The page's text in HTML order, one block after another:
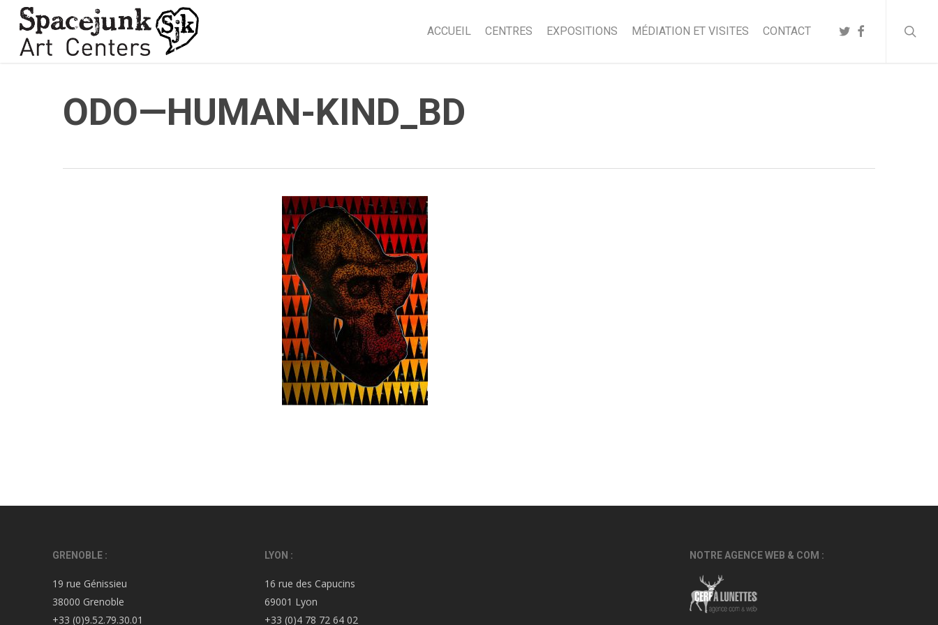
ACCUEIL CENTRES EXPOSITIONS MÉDIATION ET VISITES CONTACT TWITTER
FACEBOOK
ODO—HUMAN-KIND_BD
GRENOBLE :
19 rue Génissieu
38000 Grenoble
+33 (0)9.52.79.30.01
LYON :
16 rue des Capucins
69001 Lyon
+33 (0)4 78 72 64 02
NOTRE AGENCE WEB & COM :